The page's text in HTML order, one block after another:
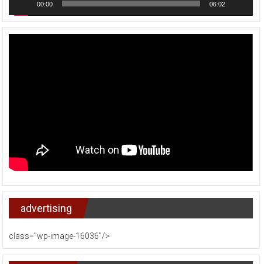
00:00 06:02
advertising
class="wp-image-16036"/>